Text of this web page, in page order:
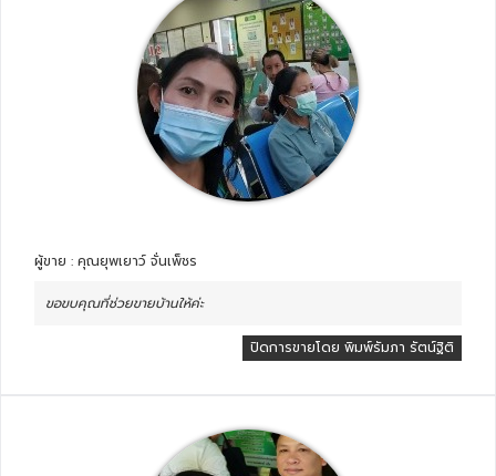
ผู้ขาย : คุณยุพเยาว์ จั่นเพ็ชร
ขอขบคุณที่ช่วยขายบ้านให้ค่ะ
ปิดการขายโดย พิมพ์รัมภา รัตน์ฐิติ